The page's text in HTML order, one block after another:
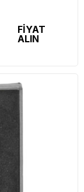
FİYAT
ALIN